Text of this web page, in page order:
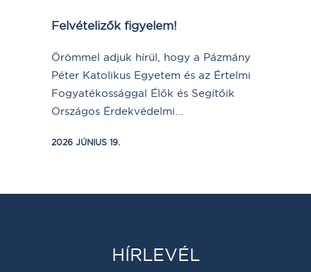
Felvételizők figyelem!
Örömmel adjuk hírül, hogy a Pázmány
Péter Katolikus Egyetem és az Értelmi
Fogyatékossággal Élők és Segítőik
Országos Érdekvédelmi...
2026 JÚNIUS 19.
HÍRLEVÉL